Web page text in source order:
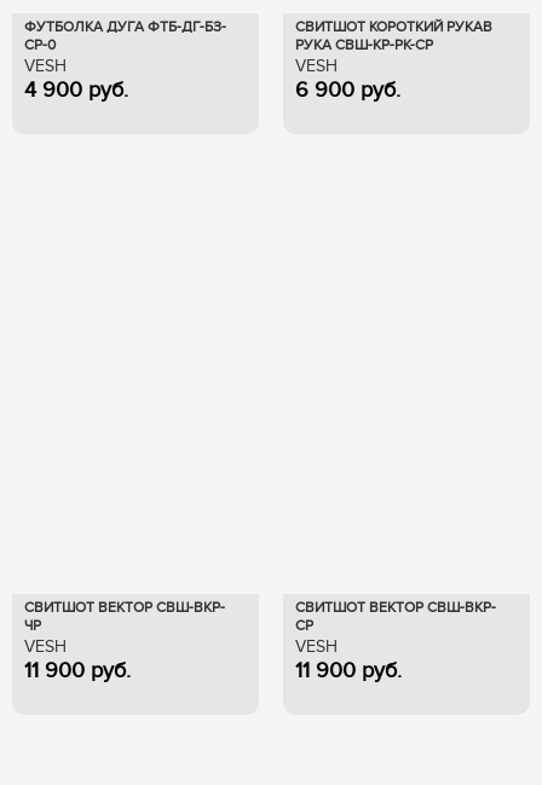
ФУТБОЛКА ДУГА ФТБ-ДГ-БЗ-
СР-0
VESH
4 900 руб.
СВИТШОТ КОРОТКИЙ РУКАВ
РУКА СВШ-КР-РК-СР
VESH
6 900 руб.
СВИТШОТ ВЕКТОР СВШ-ВКР-
ЧР
VESH
11 900 руб.
СВИТШОТ ВЕКТОР СВШ-ВКР-
СР
VESH
11 900 руб.